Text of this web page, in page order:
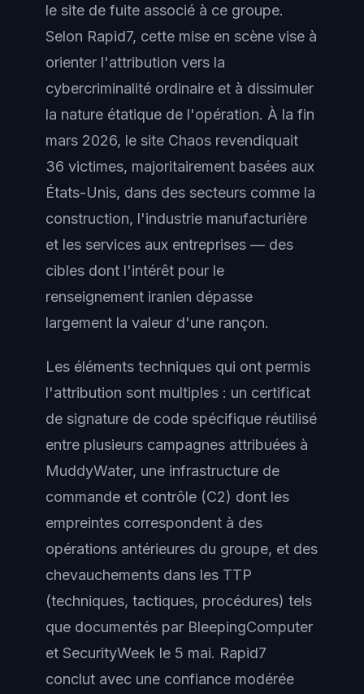
le site de fuite associé à ce groupe.
Selon Rapid7, cette mise en scène vise à
orienter l'attribution vers la
cybercriminalité ordinaire et à dissimuler
la nature étatique de l'opération. À la fin
mars 2026, le site Chaos revendiquait
36 victimes, majoritairement basées aux
États-Unis, dans des secteurs comme la
construction, l'industrie manufacturière
et les services aux entreprises — des
cibles dont l'intérêt pour le
renseignement iranien dépasse
largement la valeur d'une rançon.
Les éléments techniques qui ont permis
l'attribution sont multiples : un certificat
de signature de code spécifique réutilisé
entre plusieurs campagnes attribuées à
MuddyWater, une infrastructure de
commande et contrôle (C2) dont les
empreintes correspondent à des
opérations antérieures du groupe, et des
chevauchements dans les TTP
(techniques, tactiques, procédures) tels
que documentés par BleepingComputer
et SecurityWeek le 5 mai. Rapid7
conclut avec une confiance modérée